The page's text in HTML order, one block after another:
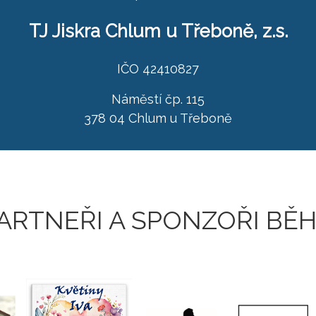
TJ Jiskra Chlum u Třeboně, z.s.
IČO 42410827
Náměstí čp. 115
378 04 Chlum u Třeboně
A SPONZOŘI